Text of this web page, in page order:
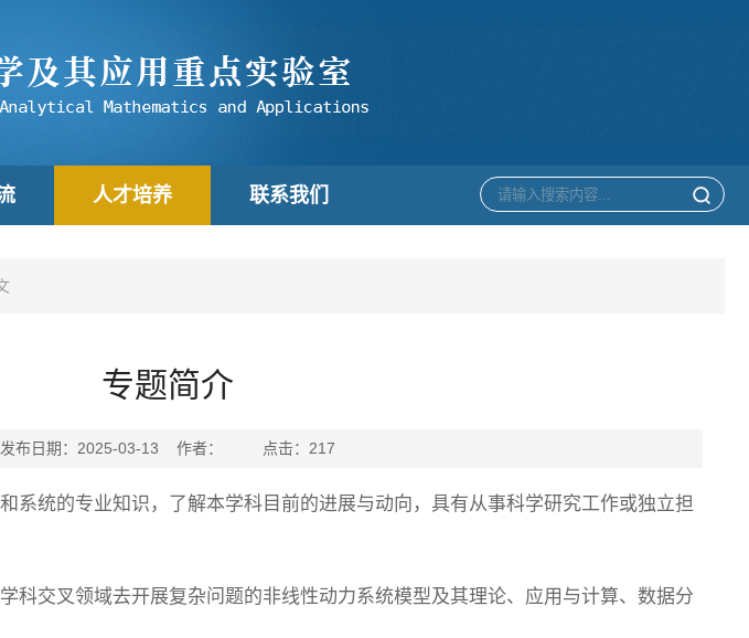
人才培养 联系我们
专题简介
发布日期：2025-03-13 作者： 点击： 217
系统的专业知识，了解本学科目前的进展与动向，具有从事科学研究工作或独立担
科交叉领域去开展复杂问题的非线性动力系统模型及其理论、应用与计算、数据分